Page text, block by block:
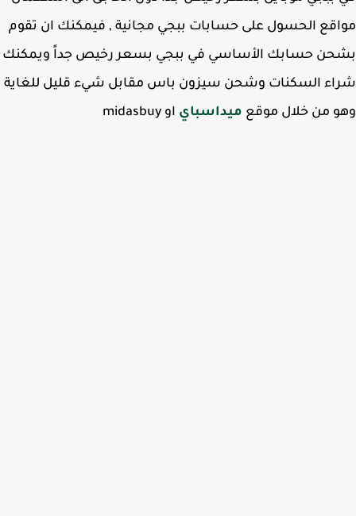
الحسول على حسابات ببجي مجانية , فيمكنك ان تقوم
حسابك الأساسي في ببجي بسعر رخيص جداً ويمكنك
السكنات وشحن سيزون باس مقابل شيء قليل للغاية
من خلال موقعميداسباياو midasbuy